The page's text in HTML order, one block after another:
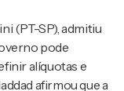
(PT-SP), admitiu
pode
alíquotas e
afirmou que a